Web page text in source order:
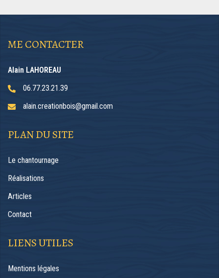
ME CONTACTER
Alain LAHOREAU
06.77.23.21.39
alain.creationbois@gmail.com
PLAN DU SITE
Le chantournage
Réalisations
Articles
Contact
LIENS UTILES
Mentions légales